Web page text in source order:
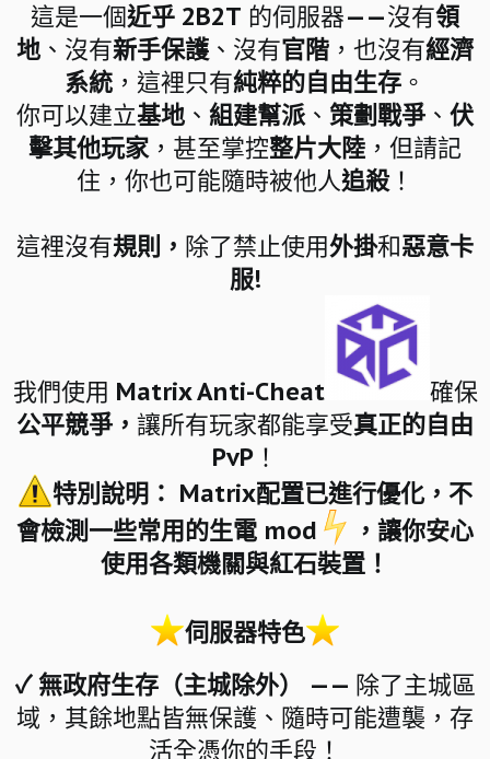
這是一個近乎 2B2T 的伺服器——沒有領
地 、沒有新手保護 、沒有官階 ，也沒有經濟
系統 ，這裡只有純粹的自由生存 。
你可以建立基地 、 組建幫派、 策劃戰爭 、 伏
擊其他玩家，甚至掌控整片大陸 ，但請記
住，你也可能隨時被他人追殺！
這裡沒有規則， 除了禁止使用外掛和惡意卡
服!
我們使用 Matrix Anti-Cheat
確保
公平競爭， 讓所有玩家都能享受真正的自由
PvP！
特別說明： ️Matrix配置已進行優化，不
會檢測一些常用的生電 mod
，讓你安心
使用各類機關與紅石裝置！
伺服器特色
✓ 無政府生存（主城除外） —— 除了主城區
域，其餘地點皆無保護、隨時可能遭襲，存
活全憑你的手段！